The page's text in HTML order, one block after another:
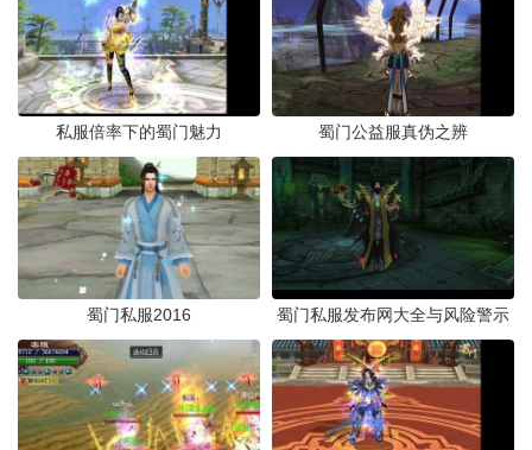
私服倍率下的蜀门魅力 蜀门公益服真伪之辨
蜀门私服2016 蜀门私服发布网大全与风险警示